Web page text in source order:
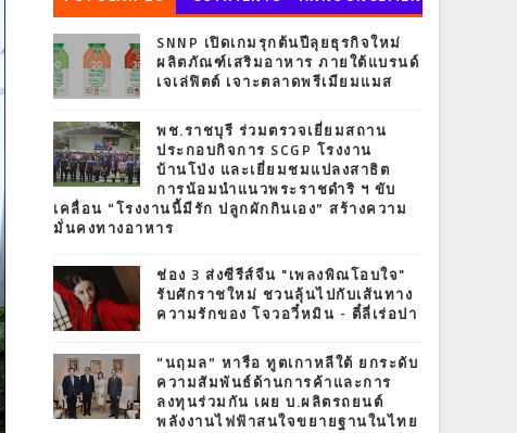
T
SNNP เปิดเกมรุกต้นปีลุยธุรกิจใหม่
ผลิตภัณฑ์เสริมอาหาร ภายใต้แบรนด์
เจเล่ฟิตต์ เจาะตลาดพรีเมียมแมส
พช.ราชบุรี ร่วมตรวจเยี่ยมสถาน
ประกอบกิจการ SCGP โรงงาน
บ้านโป่ง และเยี่ยมชมแปลงสาธิต
การน้อมนำแนวพระราชดำริ ฯ ขับ
เคลื่อน “โรงงานนี้มีรัก ปลูกผักกินเอง” สร้างความ
มั่นคงทางอาหาร
ช่อง 3 ส่งซีรีส์จีน "เพลงพิณโอบใจ"
รับศักราชใหม่ ชวนลุ้นไปกับเส้นทาง
ความรักของ โจวอวี๋หมิน - ตี๋ลี่เร่อปา
“นฤมล” หารือ ทูตเกาหลีใต้ ยกระดับ
ความสัมพันธ์ด้านการค้าและการ
ลงทุนร่วมกัน เผย บ.ผลิตรถยนต์
พลังงานไฟฟ้าสนใจขยายฐานในไทย